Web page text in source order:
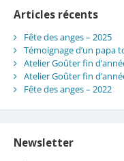
Articles récents
Fête des anges – 2025
Témoignage d’un papa
Atelier Goûter fin
Atelier Goûter fin
Fête des anges – 2022
Newsletter